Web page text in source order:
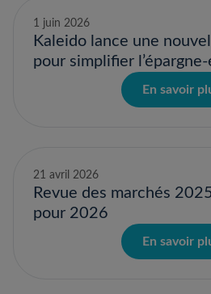
1 juin 2026
Kaleido lance une
pour simplifier
En savoir
21 avril 2026
Revue des marchés
pour 2026
En savoir